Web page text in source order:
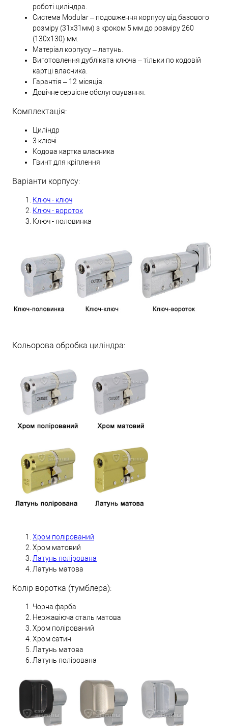
роботі циліндра.
Система Modular – подовження корпусу від базового
розміру (31х31мм) з кроком 5 мм до розміру 260
(130х130) мм.
Матеріал корпусу – латунь.
Виготовлення дубліката ключа – тільки по кодовій
картці власника.
Гарантія – 12 місяців.
Довічне сервісне обслуговування.
Комплектація:
Циліндр
3 ключі
Кодова картка власника
Гвинт для кріплення
Варіанти корпусу:
Ключ - ключ
Ключ - вороток
Ключ - половинка
Кольорова обробка циліндра:
Хром полірований
Хром матовий
Латунь полірована
Латунь матова
Колір воротка (тумблера):
Чорна фарба
Нержавіюча сталь матова
Хром полірований
Хром сатин
Латунь матова
Латунь полірована